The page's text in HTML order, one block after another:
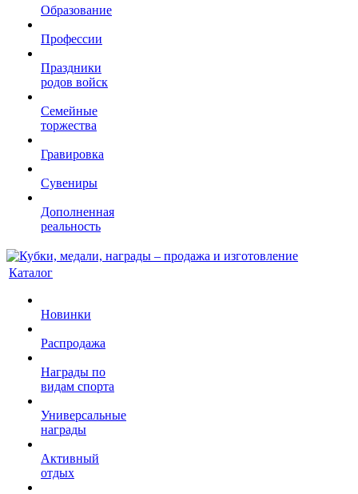
Образование
Профессии
Праздники
родов войск
Семейные
торжества
Гравировка
Сувениры
Дополненная
реальность
Каталог
Новинки
Распродажа
Награды по
видам спорта
Универсальные
награды
Активный
отдых